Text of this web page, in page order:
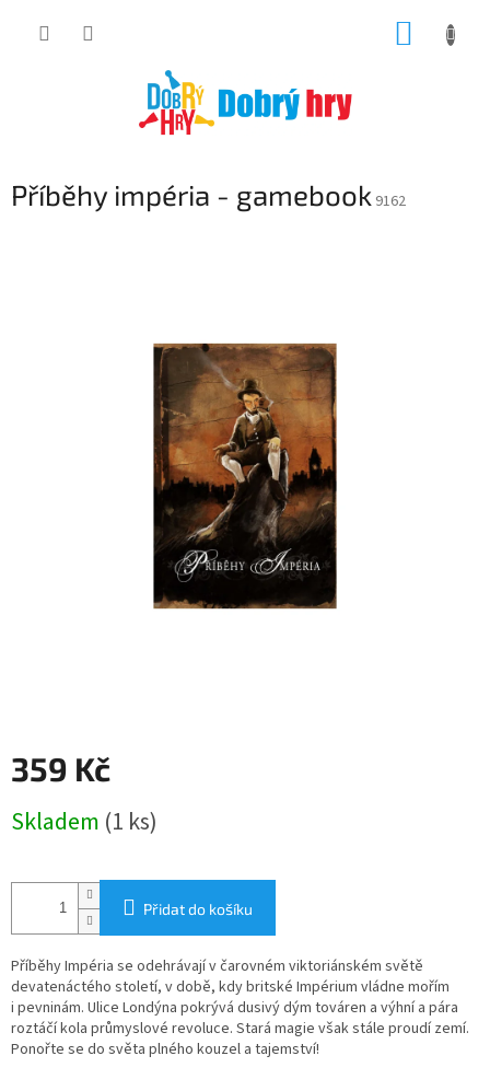
Příběhy impéria - gamebook 9162
359 Kč
cena:
Skladem (1 ks)
Přidat do košíku
Příběhy Impéria se odehrávají v čarovném viktoriánském světě
devatenáctého století, v době, kdy britské Impérium vládne mořím
i pevninám. Ulice Londýna pokrývá dusivý dým továren a výhní a pára
roztáčí kola průmyslové revoluce. Stará magie však stále proudí zemí.
Ponořte se do světa plného kouzel a tajemství!